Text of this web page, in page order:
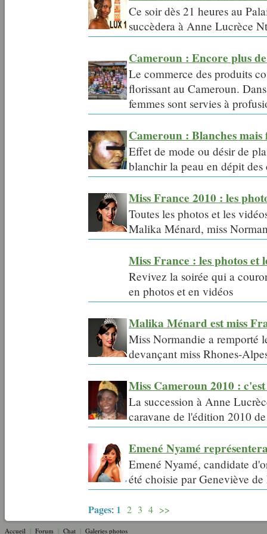
Ce soir dès 21 heures au
succèdera à Anne Lucrèce
Cameroun : Encore plus
Le commerce des produits
florissant au Cameroun.
femmes sont servies à
Cameroun : Blanches mais
Effet de mode ou désir de
blanchir la peau en dépit des
Miss France 2010 : les
Toutes les photos et les
Malika Ménard, miss
Miss France : les photos et
Revivez la soirée qui a
en photos et en vidéos
Malika Ménard est miss
Miss Normandie a remporté
devançant miss Rhones-
Miss Cameroun 2010 :
La succession à Anne
caravane de l'édition 2010
Emené Nyamé
Emené Nyamé, candidate
été choisie par Geneviève
Pages: 1 2 3 4 >>
Accueil | Forum | Chat | Galeries photos